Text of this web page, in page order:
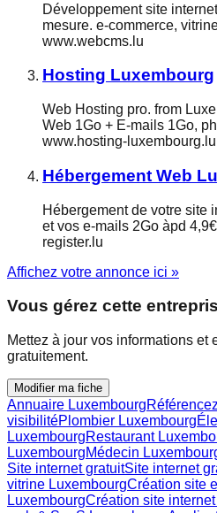
Développement site
mesure. e-commerce,
www.webcms.lu
Hosting Luxembourg
Web Hosting pro. from
Web 1Go + E-mails 1Go,
www.hosting-luxembourg.lu
Hébergement Web
Hébergement de votre site
et vos e-mails 2Go àpd
register.lu
Affichez votre annonce ici »
Vous gérez cette
Mettez à jour vos informations et
gratuitement.
Modifier ma fiche
Annuaire Luxembourg
visibilitéPlombier Luxembourg
LuxembourgRestaurant
LuxembourgMédecin
Site internet gratuitSite internet
vitrine LuxembourgCréation site
LuxembourgCréation site